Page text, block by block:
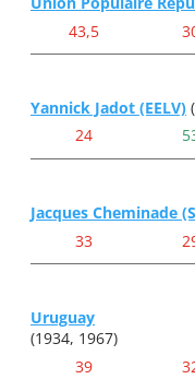
43,5
Yannick Jadot (EELV)
24
Jacques Cheminade
33
Uruguay
(1934, 1967)
39